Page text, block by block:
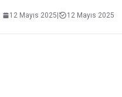
12 Mayıs 2025| 12 Mayıs 2025